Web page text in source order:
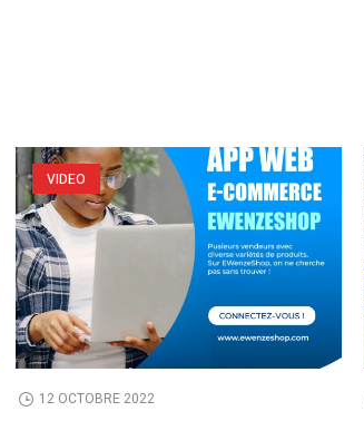
VIDEO
12 OCTOBRE 2022